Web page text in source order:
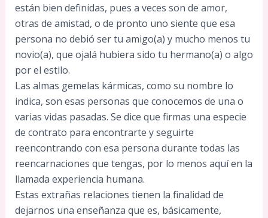
están bien definidas, pues a veces son de amor,
otras de amistad, o de pronto uno siente que esa
persona no debió ser tu amigo(a) y mucho menos tu
novio(a), que ojalá hubiera sido tu hermano(a) o algo
por el estilo.
Las almas gemelas kármicas, como su nombre lo
indica, son esas personas que conocemos de una o
varias vidas pasadas. Se dice que firmas una especie
de contrato para encontrarte y seguirte
reencontrando con esa persona durante todas las
reencarnaciones que tengas, por lo menos aquí en la
llamada experiencia humana.
Estas extrañas relaciones tienen la finalidad de
dejarnos una enseñanza que es, básicamente,